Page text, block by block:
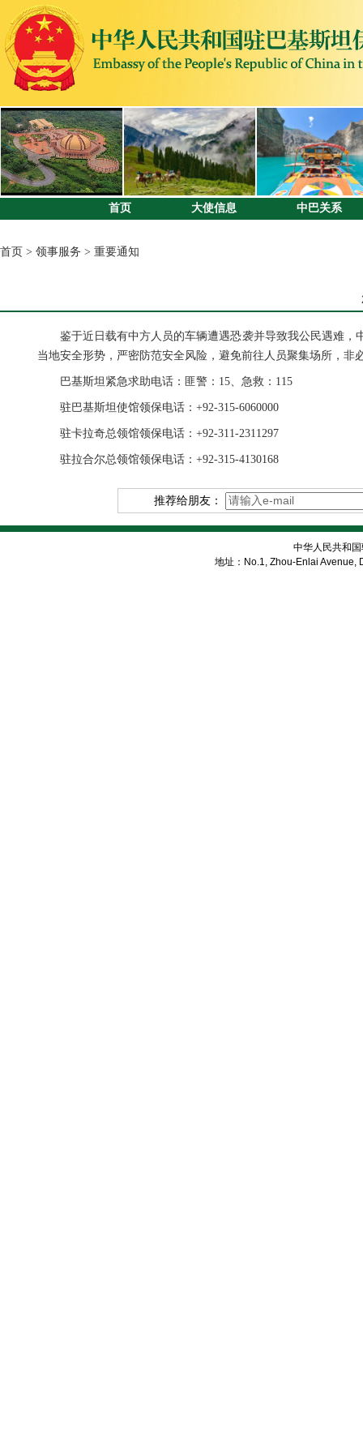
首页 大使信息 中巴关系
首页 > 领事服务 > 重要通知
鉴于近日载有中方人员的车辆遭遇恐袭并导致我公民遇难
当地安全形势，严密防范安全风险，避免前往人员聚集场所，
巴基斯坦紧急求助电话：匪警：15、急救：115
驻巴基斯坦使馆领保电话：+92-315-6060000
驻卡拉奇总领馆领保电话：+92-311-2311297
驻拉合尔总领馆领保电话：+92-315-4130168
推荐给朋友：
中华人民共和
地址：No.1, Zhou-Enlai Avenue,